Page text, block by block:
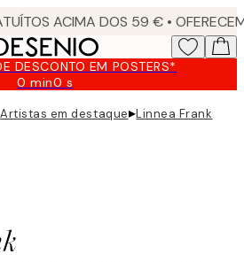
DESCONTO EM POSTERS*
0 min0 s
Válido
2026-
Artistas em destaque▸Linnea Frank